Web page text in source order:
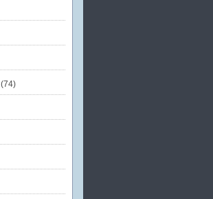
(74)